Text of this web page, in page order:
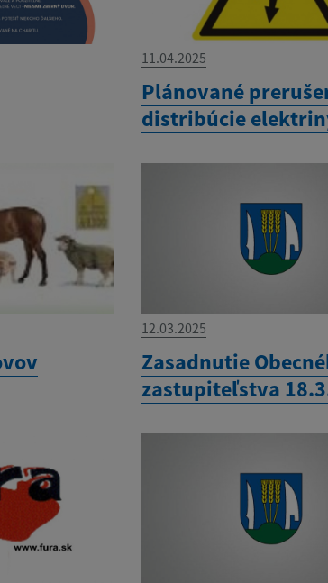
11.04.2025
Plánované
distribúcie
12.03.2025
Zasadnutie
zastupiteľstva